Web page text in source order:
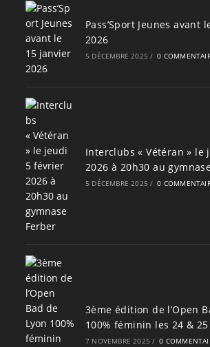
Pass’Sport Jeunes avant
2026
5 DÉCEMBRE 2025 / 0
Interclubs « Vétéran » le
2026 à 20h30 au
5 DÉCEMBRE 2025 / 0
3ème édition de l’Open
100% féminin les 24 &
7 NOVEMBRE 2025 / 0